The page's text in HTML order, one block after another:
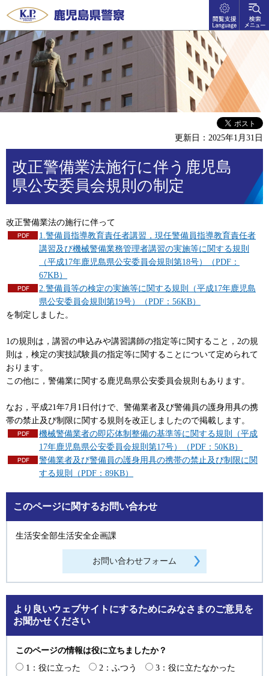
鹿児島県警察
閲覧支
援
language
検索メ
ニュー
更新日：2025年1月31日
改正警備業法施行に伴う鹿児島
県公安委員会規則の制定
改正警備業法の施行に伴って
1.警備員指導教育責任者講習，現任警備員指導教育責任者
講習及び機械警備業務管理者講習の実施等に関する規則
（平成17年鹿児島県公安委員会規則第18号）（PDF：
67KB）
2.警備員等の検定の実施等に関する規則（平成17年鹿児島
県公安委員会規則第19号）（PDF：56KB）
を制定しました。
1の規則は，講習の申込みや講習講師の指定等に関すること，2の規
則は，検定の実技試験員の指定等に関することについて定められて
おります。
この他に，警備業に関する鹿児島県公安委員会規則もあります。
なお，平成21年7月1日付けで、警備業者及び警備員の護身用具の携
帯の禁止及び制限に関する規則を改正しましたので掲載します。
機械警備業者の即応体制整備の基準等に関する規則（平成
17年鹿児島県公安委員会規則第17号）（PDF：50KB）
警備業者及び警備員の護身用具の携帯の禁止及び制限に関
する規則（PDF：89KB）
このページに関するお問い合わせ
生活安全部生活安全企画課
より良いウェブサイトにするためにみなさまのご意見を
お聞かせください
このページの情報は役に立ちましたか？
1：役に立った
2：ふつう
3：役に立たなかった